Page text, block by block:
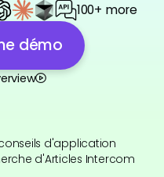
100+ more
démo
d'application
d'Articles Intercom